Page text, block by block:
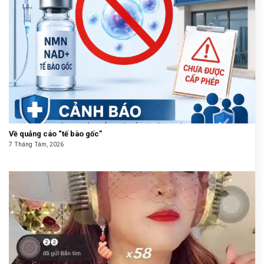
Về quảng cáo “tế bào gốc”
7 Tháng Tám, 2026